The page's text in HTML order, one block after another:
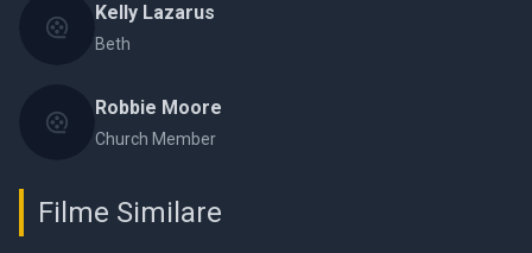
Kelly Lazarus
Beth
Robbie Moore
Church Member
Filme Similare